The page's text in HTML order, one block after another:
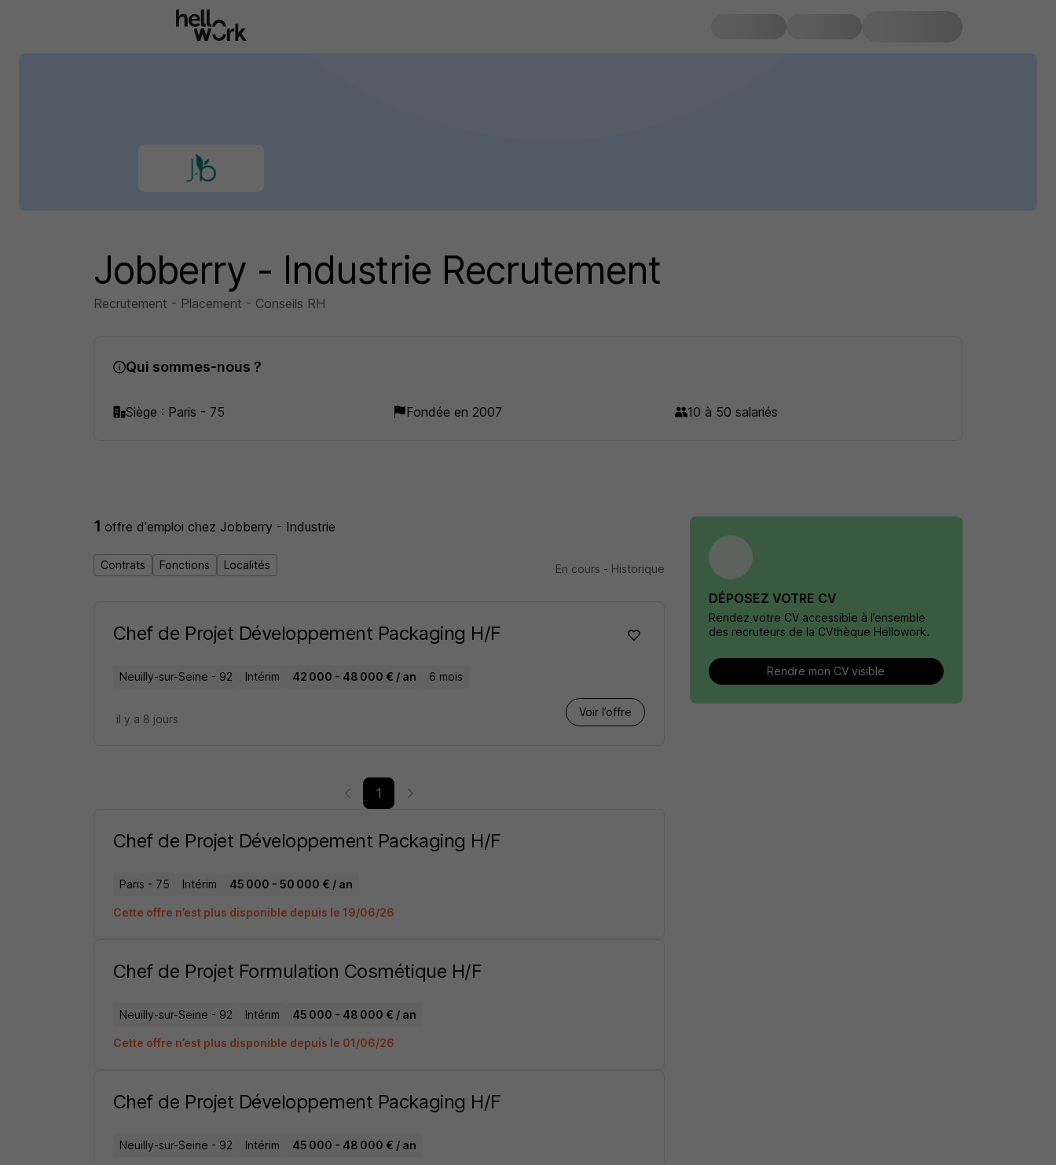
Jobberry - Industrie Recrutement
Recrutement - Placement - Conseils RH
Qui sommes-nous ?
Siège : Paris - 75 Fondée en 2007 10 à 50 salariés
1offre d'emploichez Jobberry - Industrie
Contrats Fonctions Localités En cours - Historique
Chef de Projet Développement Packaging H/F
Neuilly-sur-Seine - 92 Intérim 42 000 - 48 000 € / an 6 mois
Voir l’offre
il y a 8 jours
1
Chef de Projet Développement Packaging H/F
Paris - 75 Intérim 45 000 - 50 000 € / an
Cette offre n’est plus disponible depuis le 19/06/26
Chef de Projet Formulation Cosmétique H/F
Neuilly-sur-Seine - 92 Intérim 45 000 - 48 000 € / an
Cette offre n’est plus disponible depuis le 01/06/26
Chef de Projet Développement Packaging H/F
Neuilly-sur-Seine - 92 Intérim 45 000 - 48 000 € / an
DÉPOSEZ VOTRE CV
Rendez votre CV accessible à l’ensemble
des recruteurs de la CVthèque Hellowork.
Rendre mon CV visible